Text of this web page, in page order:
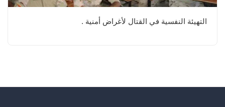
التهيئة النفسية في القتال لأغراض أمنية .